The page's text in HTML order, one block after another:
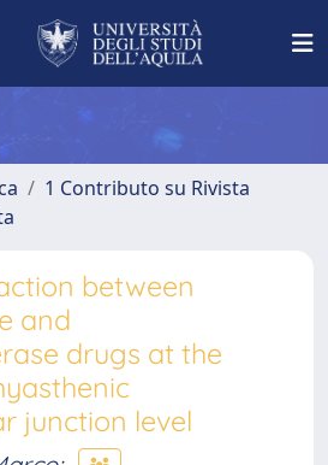
1 Contributo su Rivista
between
and
drugs at the
junction level